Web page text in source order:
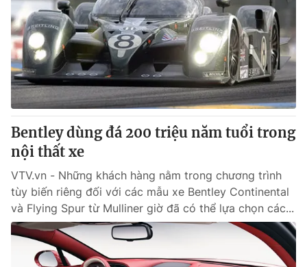
Bentley dùng đá 200 triệu năm tuổi trong
nội thất xe
VTV.vn - Những khách hàng nằm trong chương trình
tùy biến riêng đối với các mẫu xe Bentley Continental
và Flying Spur từ Mulliner giờ đã có thể lựa chọn các...